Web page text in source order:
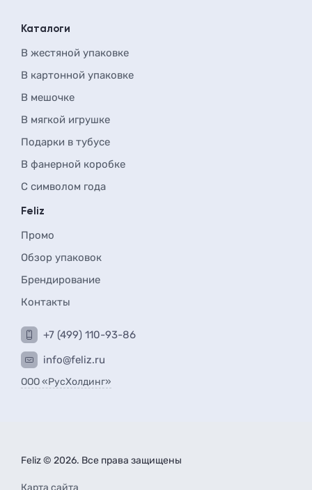
Каталоги
В жестяной упаковке
В картонной упаковке
В мешочке
В мягкой игрушке
Подарки в тубусе
В фанерной коробке
С символом года
Feliz
Промо
Обзор упаковок
Брендирование
Контакты
+7 (499) 110-93-86
info@feliz.ru
ООО «РусХолдинг»
Feliz © 2026. Все права защищены
Карта сайта